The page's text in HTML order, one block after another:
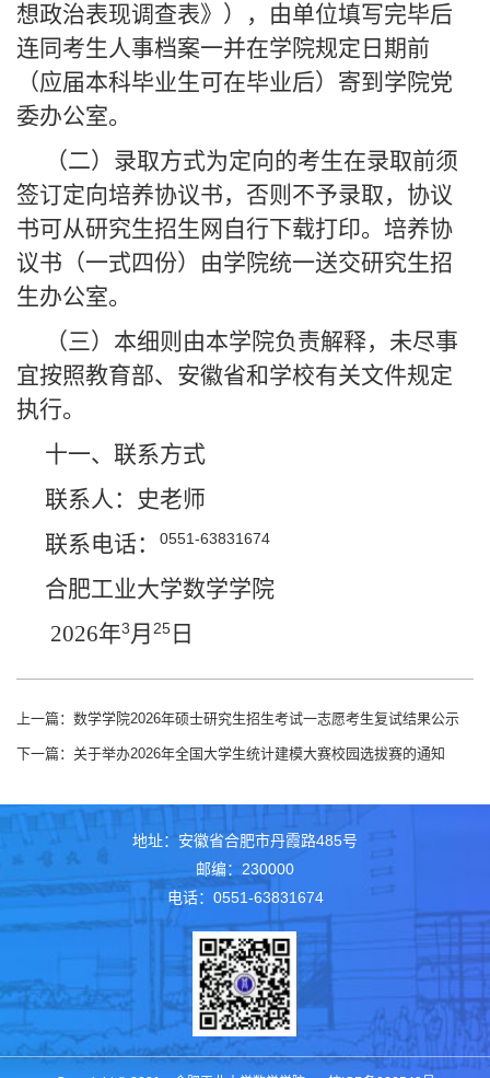
想政治表现调查表》），由单位填写完毕后
连同考生人事档案一并在学院规定日期前
（应届本科毕业生可在毕业后）寄到学院党
委办公室。
（二）录取方式为定向的考生在录取前须
签订定向培养协议书，否则不予录取，协议
书可从研究生招生网自行下载打印。培养协
议书（一式四份）由学院统一送交研究生招
生办公室。
（三）本细则由本学院负责解释，未尽事
宜按照教育部、安徽省和学校有关文件规定
执行。
十一、联系方式
联系人：史老师
联系电话：
0551-63831674
合肥工业大学数学学院
2026年3月 25 日
上一篇： 数学学院2026年硕士研究生招生考试一志愿考生复试结果公示
下一篇： 关于举办2026年全国大学生统计建模大赛校园选拔赛的通知
地址：安徽省合肥市丹霞路485号
邮编：230000
电话：0551-63831674